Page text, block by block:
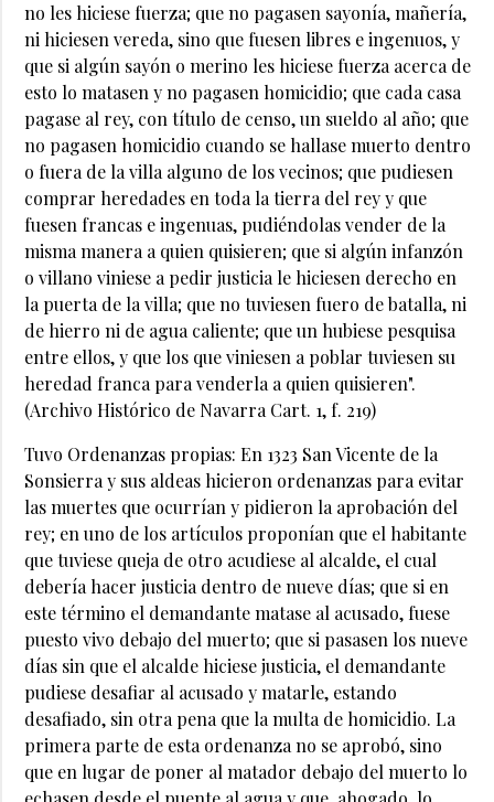
no les hiciese fuerza; que no pagasen sayonía, mañería,
ni hiciesen vereda, sino que fuesen libres e ingenuos, y
que si algún sayón o merino les hiciese fuerza acerca de
esto lo matasen y no pagasen homicidio; que cada casa
pagase al rey, con título de censo, un sueldo al año; que
no pagasen homicidio cuando se hallase muerto dentro
o fuera de la villa alguno de los vecinos; que pudiesen
comprar heredades en toda la tierra del rey y que
fuesen francas e ingenuas, pudiéndolas vender de la
misma manera a quien quisieren; que si algún infanzón
o villano viniese a pedir justicia le hiciesen derecho en
la puerta de la villa; que no tuviesen fuero de batalla, ni
de hierro ni de agua caliente; que un hubiese pesquisa
entre ellos, y que los que viniesen a poblar tuviesen su
heredad franca para venderla a quien quisieren".
(Archivo Histórico de Navarra Cart. 1, f. 219)
Tuvo Ordenanzas propias: En 1323 San Vicente de la
Sonsierra y sus aldeas hicieron ordenanzas para evitar
las muertes que ocurrían y pidieron la aprobación del
rey; en uno de los artículos proponían que el habitante
que tuviese queja de otro acudiese al alcalde, el cual
debería hacer justicia dentro de nueve días; que si en
este término el demandante matase al acusado, fuese
puesto vivo debajo del muerto; que si pasasen los nueve
días sin que el alcalde hiciese justicia, el demandante
pudiese desafiar al acusado y matarle, estando
desafiado, sin otra pena que la multa de homicidio. La
primera parte de esta ordenanza no se aprobó, sino
que en lugar de poner al matador debajo del muerto lo